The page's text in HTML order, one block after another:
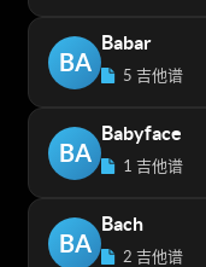
BA
Babar
5 吉他谱
BA
Babyface
1 吉他谱
BA
Bach
2 吉他谱